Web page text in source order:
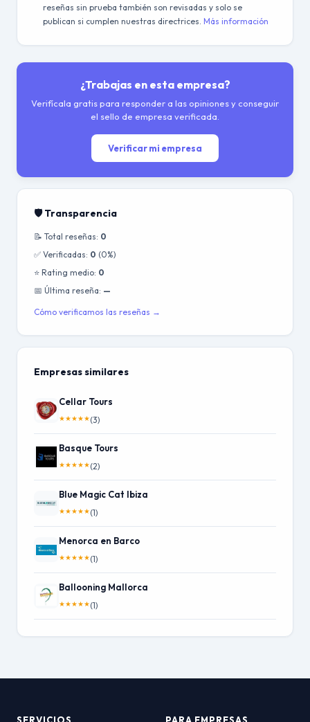
reseñas sin prueba también son revisadas y solo se
publican si cumplen nuestras directrices. Más información
¿Trabajas en esta empresa?
Verifícala gratis para responder a las opiniones y conseguir
el sello de empresa verificada.
Verificar mi empresa
🛡️ Transparencia
📝 Total reseñas: 0
✅ Verificadas: 0 (0%)
⭐ Rating medio: 0
📅 Última reseña: —
Cómo verificamos las reseñas →
Empresas similares
Cellar Tours
★★★★★(3)
Basque Tours
★★★★★(2)
Blue Magic Cat Ibiza
★★★★★(1)
Menorca en Barco
★★★★★(1)
Ballooning Mallorca
★★★★★(1)